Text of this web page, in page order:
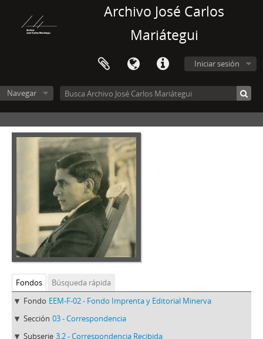
Archivo José Carlos
Mariátegui
Iniciar sesión
Navegar
Fondos
Búsqueda rápida
Fondo EEM-F-02 - Fondo Imprenta y Editorial Minerva
Sección 03 - Correspondencia
Subserie 3.2 - Correspondencia Recibida